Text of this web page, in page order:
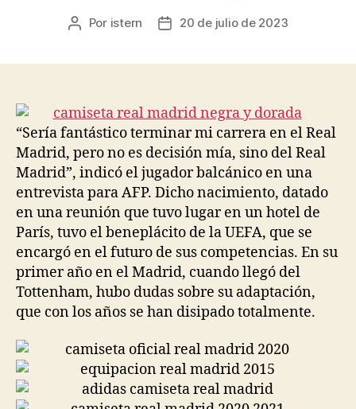
Autor
Por istern
Fecha20 de julio de 2023
“Sería fantástico terminar mi carrera en el Real
Madrid, pero no es decisión mía, sino del Real
Madrid”, indicó el jugador balcánico en una
entrevista para AFP. Dicho nacimiento, datado
en una reunión que tuvo lugar en un hotel de
París, tuvo el beneplácito de la UEFA, que se
encargó en el futuro de sus competencias. En su
primer año en el Madrid, cuando llegó del
Tottenham, hubo dudas sobre su adaptación,
que con los años se han disipado totalmente.